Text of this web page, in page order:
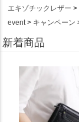
エキゾチックレザー
event
キャンペーン
新着商品